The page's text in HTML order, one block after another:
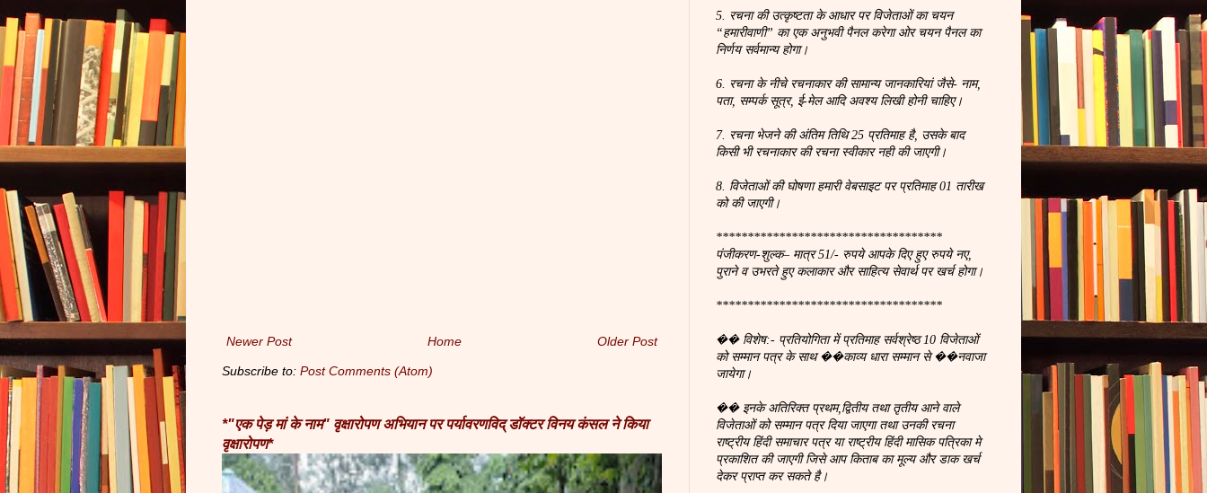
Newer Post Older Post
Home
Subscribe to: Post Comments (Atom)
*"एक पेड़ मां के नाम" वृक्षारोपण अभियान पर पर्यावरणविद् डॉक्टर विनय कंसल ने किया
वृक्षारोपण*
5. रचना की उत्कृष्टता के आधार पर विजेताओं का चयन
“हमारीवाणी” का एक अनुभवी पैनल करेगा ओर चयन पैनल का
निर्णय सर्वमान्य होगा।
6. रचना के नीचे रचनाकार की सामान्य जानकारियां जैसे- नाम,
पता, सम्पर्क सूत्र, ई-मेल आदि अवश्य लिखी होनी चाहिए।
7. रचना भेजने की अंतिम तिथि 25 प्रतिमाह है, उसके बाद
किसी भी रचनाकार की रचना स्वीकार नही की जाएगी।
8. विजेताओं की घोषणा हमारी वेबसाइट पर प्रतिमाह 01 तारीख
को की जाएगी।
************************************
पंजीकरण-शुल्क– मात्र 51/- रुपये आपके दिए हुए रुपये नए,
पुराने व उभरते हुए कलाकार और साहित्य सेवार्थ पर खर्च होगा।
************************************
�� विशेष:- प्रतियोगिता में प्रतिमाह सर्वश्रेष्ठ 10 विजेताओं
को सम्मान पत्र के साथ ��काव्य धारा सम्मान से ��नवाजा
जायेगा।
�� इनके अतिरिक्त प्रथम,द्वितीय तथा तृतीय आने वाले
विजेताओं को सम्मान पत्र दिया जाएगा तथा उनकी रचना
राष्ट्रीय हिंदी समाचार पत्र या राष्ट्रीय हिंदी मासिक पत्रिका मे
प्रकाशित की जाएगी जिसे आप किताब का मूल्य और डाक खर्च
देकर प्राप्त कर सकते है।